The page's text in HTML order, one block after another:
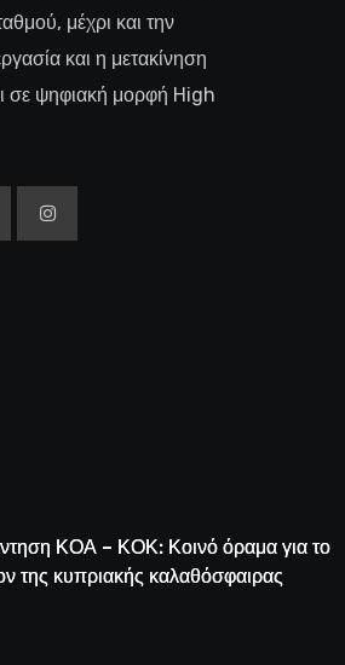
μέχρι και την
και η μετακίνηση
σε ψηφιακή μορφή High
ΚΟΑ – ΚΟΚ: Κοινό όραμα για το
της κυπριακής καλαθόσφαιρας